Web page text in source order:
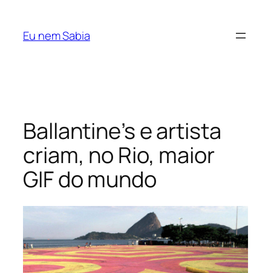
Eu nem Sabia
Ballantine’s e artista
criam, no Rio, maior
GIF do mundo